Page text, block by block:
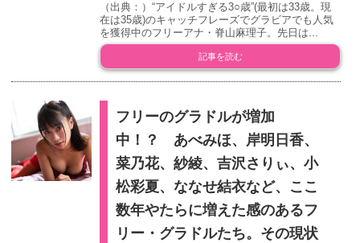
（出典：）“アイドルすぎる3○歳”(最初は33歳。現
在は35歳)のキャッチフレーズでグラビアでも人気
を獲得中のフリーアナ・脊山麻理子。先日は...
記事を読む
フリーのグラドルが増加
中！？ あべみほ、岸明日香、
菜乃花、紗綾、吉沢さりぃ、小
松彩夏、ななせ結衣など、ここ
数年やたらに増えた感のあるフ
リー・グラドルたち。その現状